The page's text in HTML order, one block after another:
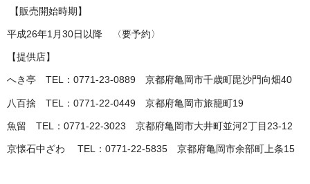
【販売開始時期】
平成26年1月30日以降 〈要予約〉
【提供店】
へき亭 TEL：0771-23-0889 京都府亀岡市千歳町毘沙門向畑40
八百捨 TEL：0771-22-0449 京都府亀岡市旅籠町19
魚留 TEL：0771-22-3023 京都府亀岡市大井町並河2丁目23-12
京懐石中ざわ TEL：0771-22-5835 京都府亀岡市余部町上条15